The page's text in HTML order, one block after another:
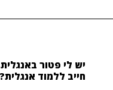
יש לי פטור
חייב ללמוד אנגלית?